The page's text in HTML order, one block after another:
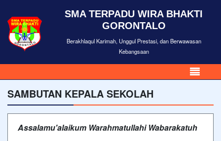
SMA TERPADU WIRA BHAKTI
GORONTALO
Berakhlaqul Karimah, Unggul Prestasi, dan Berwawasan
Kebangsaan
SAMBUTAN KEPALA SEKOLAH
Assalamu'alaikum Warahmatullahi Wabarakatuh